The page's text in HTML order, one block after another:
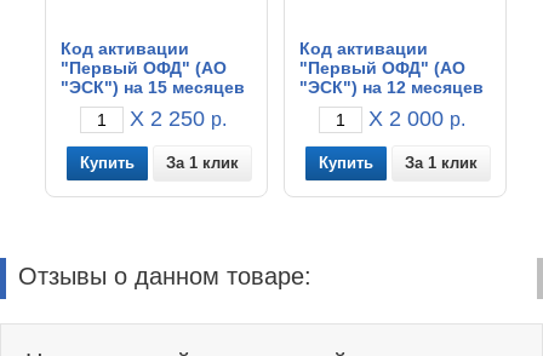
Код активации
"Первый ОФД" (АО
"ЭСК") на 15 месяцев
X 2 250 р.
За 1 клик
Код активации
"Первый ОФД" (АО
"ЭСК") на 12 месяцев
X 2 000 р.
За 1 клик
Отзывы о данном товаре: